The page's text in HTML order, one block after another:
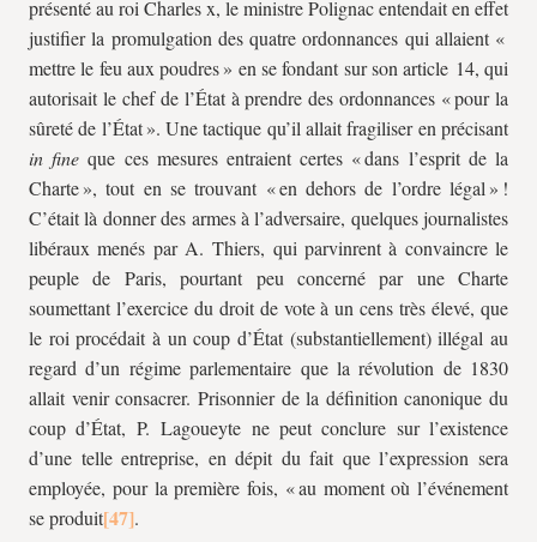
présenté au roi Charlesx, le ministre Polignac entendait en effet
justifier la promulgation des quatre ordonnances qui allaient «
mettre le feu aux poudres » en se fondant sur son article 14, qui
autorisait le chef de l’État à prendre des ordonnances « pour la
sûreté de l’État ». Une tactique qu’il allait fragiliser en précisant
in fine que ces mesures entraient certes « dans l’esprit de la
Charte », tout en se trouvant « en dehors de l’ordre légal » !
C’était là donner des armes à l’adversaire, quelques journalistes
libéraux menés par A. Thiers, qui parvinrent à convaincre le
peuple de Paris, pourtant peu concerné par une Charte
soumettant l’exercice du droit de vote à un cens très élevé, que
le roi procédait à un coup d’État (substantiellement) illégal au
regard d’un régime parlementaire que la révolution de 1830
allait venir consacrer. Prisonnier de la définition canonique du
coup d’État, P. Lagoueyte ne peut conclure sur l’existence
d’une telle entreprise, en dépit du fait que l’expression sera
employée, pour la première fois, « au moment où l’événement
se produit
.